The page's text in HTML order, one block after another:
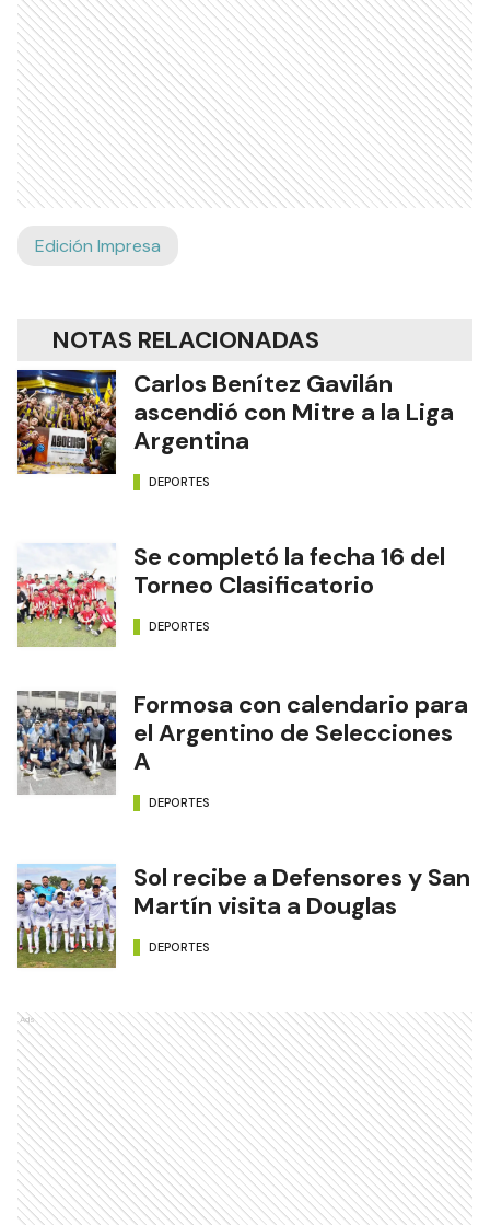
Edición Impresa
NOTAS RELACIONADAS
Carlos Benítez Gavilán
ascendió con Mitre a la Liga
Argentina
DEPORTES
Se completó la fecha 16 del
Torneo Clasificatorio
DEPORTES
Formosa con calendario para
el Argentino de Selecciones
A
DEPORTES
Sol recibe a Defensores y San
Martín visita a Douglas
DEPORTES
Ads